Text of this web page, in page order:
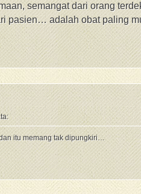
semangat dari orang
pasien… adalah obat paling
itu memang tak dipungkiri…